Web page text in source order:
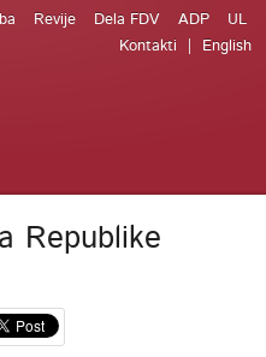
Revije Dela FDV ADP
UL
Kontakti
English
Republike